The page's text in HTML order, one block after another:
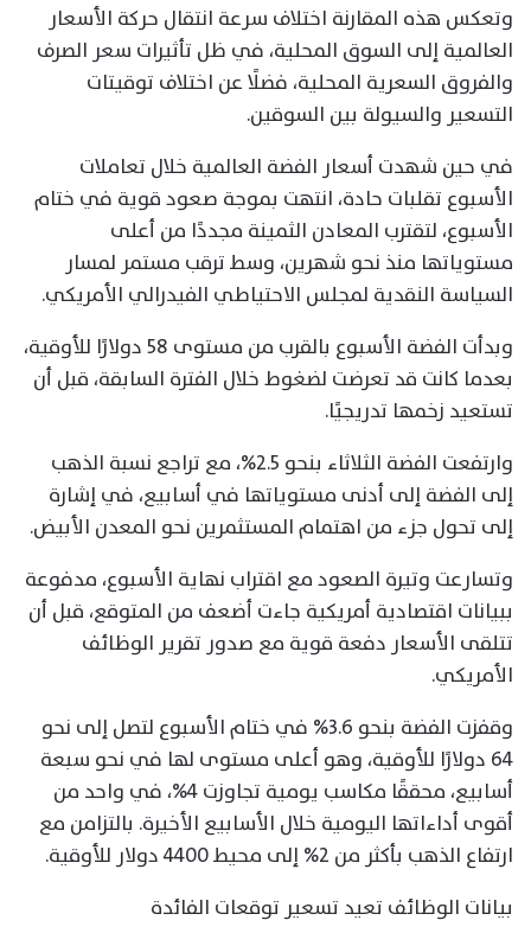
وتعكس هذه المقارنة اختلاف سرعة انتقال حركة الأسعار
العالمية إلى السوق المحلية، في ظل تأثيرات سعر الصرف
والفروق السعرية المحلية، فضلًا عن اختلاف توقيتات
التسعير والسيولة بين السوقين.
في حين شهدت أسعار الفضة العالمية خلال تعاملات
الأسبوع تقلبات حادة، انتهت بموجة صعود قوية في ختام
الأسبوع، لتقترب المعادن الثمينة مجددًا من أعلى
مستوياتها منذ نحو شهرين، وسط ترقب مستمر لمسار
السياسة النقدية لمجلس الاحتياطي الفيدرالي الأمريكي.
وبدأت الفضة الأسبوع بالقرب من مستوى 58 دولارًا للأوقية،
بعدما كانت قد تعرضت لضغوط خلال الفترة السابقة، قبل أن
تستعيد زخمها تدريجيًا.
وارتفعت الفضة الثلاثاء بنحو 2.5%، مع تراجع نسبة الذهب
إلى الفضة إلى أدنى مستوياتها في أسابيع، في إشارة
إلى تحول جزء من اهتمام المستثمرين نحو المعدن الأبيض.
وتسارعت وتيرة الصعود مع اقتراب نهاية الأسبوع، مدفوعة
ببيانات اقتصادية أمريكية جاءت أضعف من المتوقع، قبل أن
تتلقى الأسعار دفعة قوية مع صدور تقرير الوظائف
الأمريكي.
وقفزت الفضة بنحو 3.6% في ختام الأسبوع لتصل إلى نحو
64 دولارًا للأوقية، وهو أعلى مستوى لها في نحو سبعة
أسابيع، محققًا مكاسب يومية تجاوزت 4%، في واحد من
أقوى أداءاتها اليومية خلال الأسابيع الأخيرة. بالتزامن مع
ارتفاع الذهب بأكثر من 2% إلى محيط 4400 دولار للأوقية.
بيانات الوظائف تعيد تسعير توقعات الفائدة